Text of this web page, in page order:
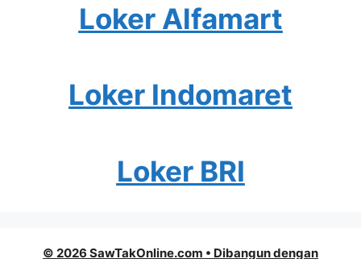
Loker Alfamart
Loker Indomaret
Loker BRI
© 2026 SawTakOnline.com • Dibangun dengan